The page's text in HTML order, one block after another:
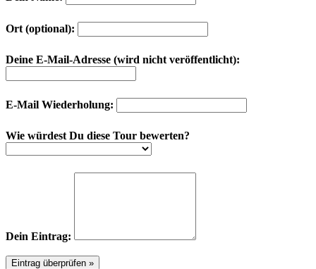
Ort (optional):
Deine E-Mail-Adresse (wird nicht veröffentlicht):
E-Mail Wiederholung:
Wie würdest Du diese Tour bewerten?
Dein Eintrag: